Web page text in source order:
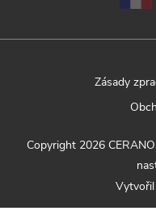
Zásady
Copyright 2026 CERANO